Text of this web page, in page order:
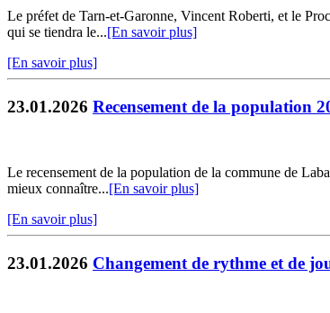
Le préfet de Tarn-et-Garonne, Vincent Roberti, et le
qui se tiendra le...[En savoir plus]
[En savoir plus]
23.01.2026 Recensement de la population
Le recensement de la population de la commune de
mieux connaître...[En savoir plus]
[En savoir plus]
23.01.2026 Changement de rythme et de